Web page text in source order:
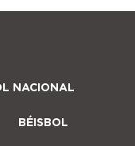
NACIONAL
BÉISBOL